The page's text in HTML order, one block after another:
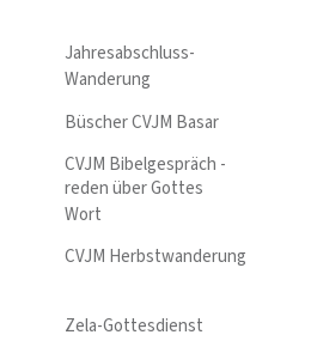
Jahresabschluss-
Wanderung
Büscher CVJM Basar
CVJM Bibelgespräch -
reden über Gottes
Wort
CVJM Herbstwanderung
Zela-Gottesdienst